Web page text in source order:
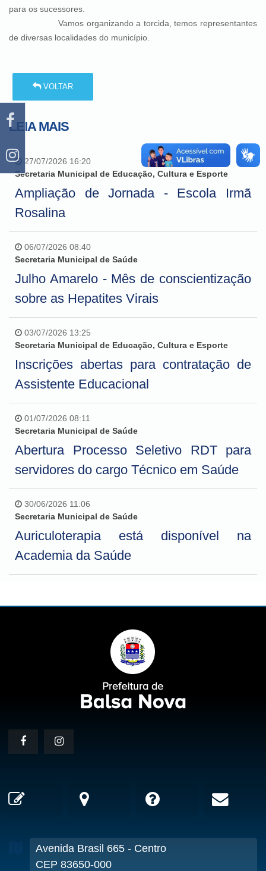
para os sucessores.
Vamos organizando a torcida, temos representantes
de diversas localidades do município.
VOLTAR
LEIA MAIS
27/07/2026 16:20
Secretaria Municipal de Educação, Cultura e Esporte
Ampliação de Jornada - Escola Irmã
Rosalina
06/07/2026 08:40
Secretaria Municipal de Saúde
Julho Amarelo - Mês de conscientização
sobre as Hepatites Virais
03/07/2026 13:25
Secretaria Municipal de Educação, Cultura e Esporte
Inscrições abertas para contratação de
Assistente Educacional
01/07/2026 08:11
Secretaria Municipal de Saúde
Abertura Processo Seletivo RDT para
servidores do cargo Técnico em Saúde
30/06/2026 11:06
Secretaria Municipal de Saúde
Auriculoterapia está disponível na
Academia da Saúde
Avenida Brasil 665 - Centro
CEP 83650-000